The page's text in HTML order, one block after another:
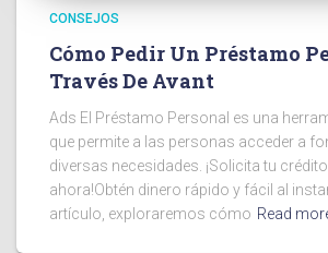
CONSEJOS
Cómo Pedir Un Préstamo
Través De Avant
Ads El Préstamo Personal es una
que permite a las personas acceder a
diversas necesidades. ¡Solicita tu
ahora!Obtén dinero rápido y fácil al
artículo, exploraremos cómo Read